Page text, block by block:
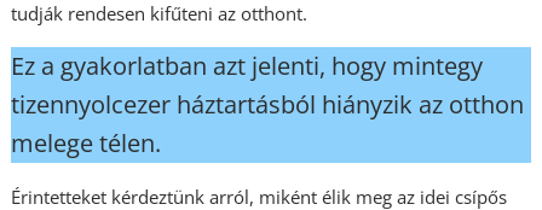
tudják rendesen kifűteni az otthont.
Ez a gyakorlatban azt jelenti, hogy mintegy
tizennyolcezer háztartásból hiányzik az otthon
melege télen.
Érintetteket kérdeztünk arról, miként élik meg az idei csípős